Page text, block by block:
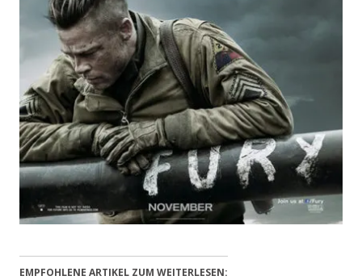
EMPFOHLENE ARTIKEL ZUM WEITERLESEN: